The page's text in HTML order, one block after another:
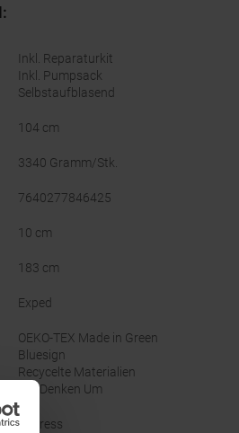
:
Inkl. Reparaturkit
Inkl. Pumpsack
Selbstaufblasend
104 cm
3340 Gramm/Stk.
7640277846425
10 cm
183 cm
Exped
OEKO-TEX Made in Green
Bluesign
Recycelte Materialien
Wir Denken Um
Cypress